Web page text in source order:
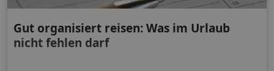
Gut organisiert reisen: Was im Urlaub
nicht fehlen darf